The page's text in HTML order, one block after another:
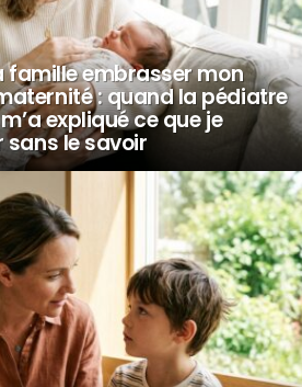
famille embrasser mon
: quand la pédiatre
expliqué ce que je
sans le savoir